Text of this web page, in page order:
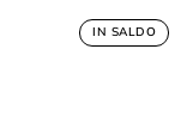
IN SALDO